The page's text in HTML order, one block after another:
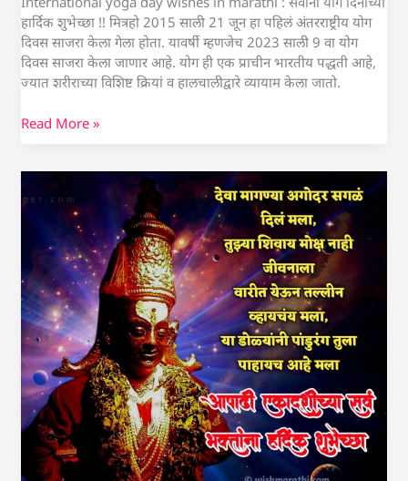
हार्दिक शुभेच्छा !! मित्रहो 2015 साली 21 जून हा पहिलं अंतरराष्ट्रीय योग
दिवस साजरा केला गेला होता. यावर्षी म्हणजेच 2023 साली 9 वा योग
दिवस साजरा केला जाणार आहे. योग ही एक प्राचीन भारतीय पद्धती आहे,
ज्यात शरीराच्या विशिष्ट क्रियां व हालचालीद्वारे व्यायाम केला जातो.
Read More »
आषाढी
एकादशी
शुभेच्छा
Ashadhi
ekadashi
Wishes
&
Quotes
in
marathi